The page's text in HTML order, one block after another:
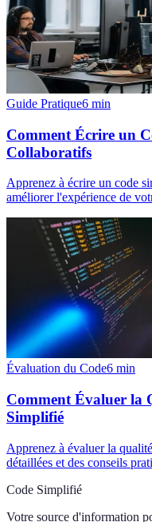
Guide Pratique6 min
Comment Écrire un
Collaboratifs
Apprenez à écrire un code
améliorer l'expérience de
Évaluation du Code6 min
Comment Évaluer la
Simplifié
Apprenez à évaluer la
détaillées et des conseils
Code Simplifié
Votre source d'information